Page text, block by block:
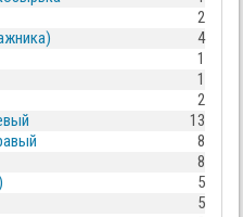
2
4
1
1
2
13
8
8
5
5